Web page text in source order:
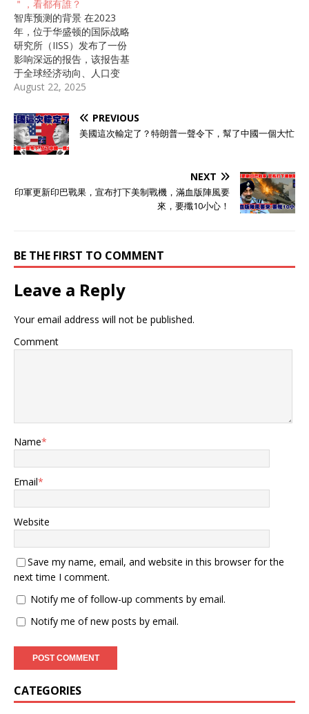
络上立刻炸开了锅，许多人
纷纷猜测他究竟指的是哪几
个国家，为何会这样断言。
基辛格可不是随便说话的
人，他从尼克松时代起就在
美国国务院和国家安全顾问
职位上操盘过诸多重大外交
些陈旧，但毕竟有分量，值
得认真聆听他的分析。
2023年5月27日，基辛格迎
突的风险，尤其是大国之间
如何避免全面战争。他的判
外。基辛格选这三国，主要
依据是它们之间的历史恩
怨、军事实力以及战略心
态。 朝鲜和美国的矛盾已有
战争。那时，美国带领联合
国军大规模轰炸了朝鲜北
部，战争结束后又在韩国驻
论上能够威胁到美国西海
岸。基辛格认为，朝鲜长期
被国际封锁和孤立，若世界
放手一搏，赌上一切，因为
对他们而言，现状已十分严
峻。 俄罗斯则是美国的老对
手。冷战期间，美苏展开了
激烈的军备竞赛，古巴导弹
危机差点导致直接冲突。如
今，北约不断东扩，俄罗斯
觉得自己的安全空间被不断
是这紧张局势的导火索。俄
罗斯拥有大量核武器，包括
洲际导弹和核潜艇，能够直
为，俄罗斯有足够的底气和
能力与美国硬碰硬，因为它
继承了苏联庞大的核武库，
双方都具备相互毁灭的能
＂，看都有誰？
智库预测的背景 在2023
年，位于华盛顿的国际战略
研究所（IISS）发布了一份
影响深远的报告，该报告基
于全球经济动向、人口变
化、军事力量的部署及地缘
望在2045年掌控全球事务的
国家。这份名单的形成正值
全球力量格局发生剧烈变革
的关键时期。 进入2020年
对危机时的治理能力差距。
洲面临的能源危机也显著突
显了资源掌控的重要性。与
济体逐渐崛起，世界不再是
台。 中国的高铁网络迅猛发
起，尼日利亚的科技初创企
其全球霸权显得愈发脆弱。
七强的逻辑与潜力 根据
度在前列崭露头角，但新兴
自主地侧目不已。印度尼西
亚的GDP增长保持在5%以
上，尼日利亚的石油出口也
不断攀升，这些异常亮眼的
要基石。卡特强调，人口红
治理能力，都是决定国家未
年前，没人能预料中国会如
August 22, 2025
PREVIOUS
美國這次輸定了？特朗普一聲令下，幫了中國一個大忙
NEXT
印軍更新印巴戰果，宣布打下美制戰機，滿血版陣風要
來，要殲10小心！
BE THE FIRST TO COMMENT
Leave a Reply
Your email address will not be published.
Comment
Name*
Email*
Website
Save my name, email, and website in this browser for the
next time I comment.
Notify me of follow-up comments by email.
Notify me of new posts by email.
CATEGORIES